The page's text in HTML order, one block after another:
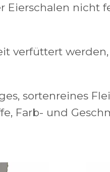
nicht
verfüttert
sortenreines
Farb- und